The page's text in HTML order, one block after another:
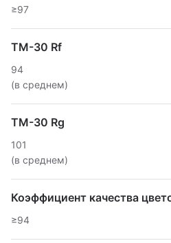
≥97
TM-30 Rf
94
(в среднем)
TM-30 Rg
101
(в среднем)
Коэффициент качества
≥94